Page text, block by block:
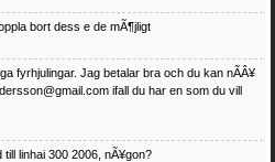
bort dess e de mÃ¶jligt
fyrhjulingar. Jag betalar bra och du kan nÃÂ¥
ifall du har en som du vill
linhai 300 2006, nÃ¥gon?